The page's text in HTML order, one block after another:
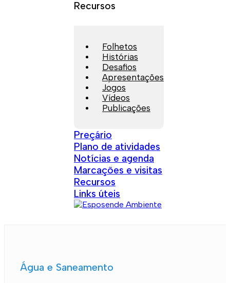
Recursos
Folhetos
Histórias
Desafios
Apresentações
Jogos
Vídeos
Publicações
Preçário
Plano de atividades
Notícias e agenda
Marcações e visitas
Recursos
Links úteis
Água e Saneamento